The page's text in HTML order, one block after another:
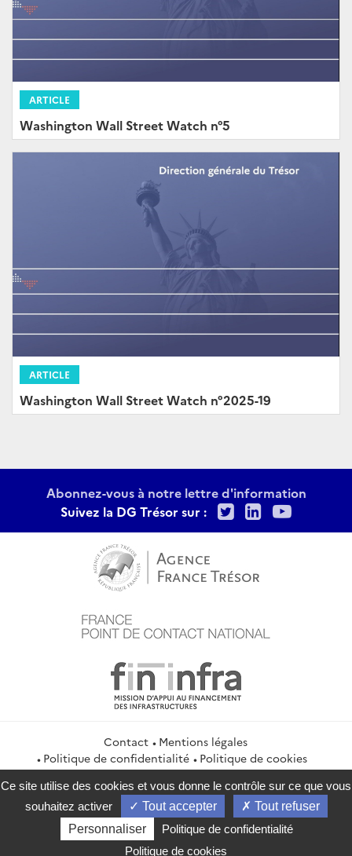
ARTICLE
Washington Wall Street Watch n°5
ARTICLE
Washington Wall Street Watch n°2025-19
Abonnez-vous à notre lettre d'information
Suivez la DG Trésor sur :
TwitterLinkedIn
Contact
Mentions légales
Politique de confidentialité
Politique de cookies
Gestion des cookies
Flux RSS
service-public.gouv.fr
legifrance.gouv.fr
info.gouv.fr
data.gouv.fr
2026 Direction générale du Trésor
Ce site utilise des cookies et vous donne le contrôle sur ce que vous
souhaitez activer
Tout accepter
Tout refuser
Personnaliser
Politique de confidentialité
Politique de cookies